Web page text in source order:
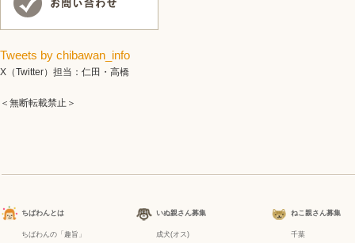
Tweets by chibawan_info
X（Twitter）担当：仁田・高橋
＜無断転載禁止＞
ちばわんとは
ちばわんの「趣旨」
いぬ親さん募集
成犬(オス)
ねこ親さん募集
千葉